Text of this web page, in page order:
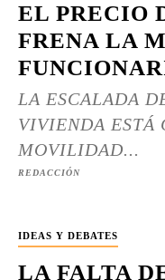
EL PRECIO
FRENA LA
LA ESCALADA
VIVIENDA ESTÁ
MOVILIDAD...
REDACCIÓN
IDEAS Y DEBATES
LA FALTA